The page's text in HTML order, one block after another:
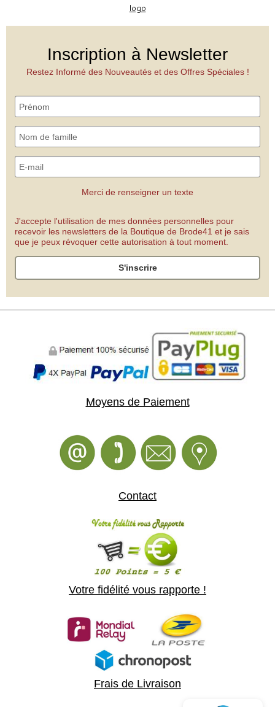
Inscription à Newsletter
Restez Informé des Nouveautés et des Offres Spéciales !
Merci de renseigner un texte
J'accepte l'utilisation de mes données personnelles pour
recevoir les newsletters de la Boutique de Brode41 et je sais
que je peux révoquer cette autorisation à tout moment.
S'inscrire
Moyens de Paiement
Contact
Votre fidélité vous rapporte !
Frais de Livraison